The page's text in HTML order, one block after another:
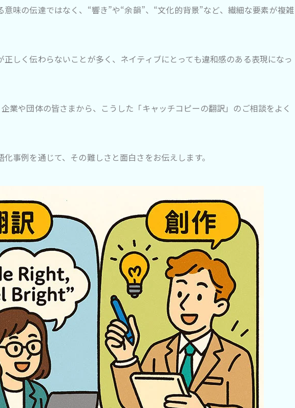
意味の伝達ではなく、“響き”や“余韻”、“文化的背景”など、繊細な要素が複雑
正しく伝わらないことが多く、ネイティブにとっても違和感のある表現になっ
業や団体の皆さまから、こうした「キャッチコピーの翻訳」のご相談をよく
事例を通じて、その難しさと面白さをお伝えします。